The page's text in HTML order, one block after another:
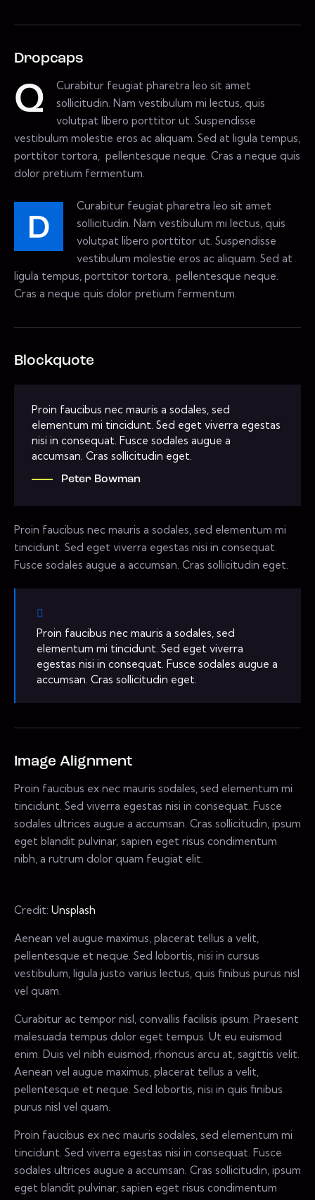
Dropcaps
Q
Curabitur feugiat pharetra leo sit amet
sollicitudin. Nam vestibulum mi lectus, quis
volutpat libero porttitor ut. Suspendisse
vestibulum molestie eros ac aliquam. Sed at ligula tempus,
porttitor tortora, pellentesque neque. Cras a neque quis
dolor pretium fermentum.
D
Curabitur feugiat pharetra leo sit amet
sollicitudin. Nam vestibulum mi lectus, quis
volutpat libero porttitor ut. Suspendisse
vestibulum molestie eros ac aliquam. Sed at
ligula tempus, porttitor tortora, pellentesque neque.
Cras a neque quis dolor pretium fermentum.
Blockquote
Proin faucibus nec mauris a sodales, sed
elementum mi tincidunt. Sed eget viverra egestas
nisi in consequat. Fusce sodales augue a
accumsan. Cras sollicitudin eget.
Peter Bowman
Proin faucibus nec mauris a sodales, sed elementum mi
tincidunt. Sed eget viverra egestas nisi in consequat.
Fusce sodales augue a accumsan. Cras sollicitudin eget.
Proin faucibus nec mauris a sodales, sed
elementum mi tincidunt. Sed eget viverra
egestas nisi in consequat. Fusce sodales augue a
accumsan. Cras sollicitudin eget.
Image Alignment
Proin faucibus ex nec mauris sodales, sed elementum mi
tincidunt. Sed viverra egestas nisi in consequat. Fusce
sodales ultrices augue a accumsan. Cras sollicitudin, ipsum
eget blandit pulvinar, sapien eget risus condimentum
nibh, a rutrum dolor quam feugiat elit.
Credit: Unsplash
Aenean vel augue maximus, placerat tellus a velit,
pellentesque et neque. Sed lobortis, nisi in cursus
vestibulum, ligula justo varius lectus, quis finibus purus nisl
vel quam.
Curabitur ac tempor nisl, convallis facilisis ipsum. Praesent
malesuada tempus dolor eget tempus. Ut eu euismod
enim. Duis vel nibh euismod, rhoncus arcu at, sagittis velit.
Aenean vel augue maximus, placerat tellus a velit,
pellentesque et neque. Sed lobortis, nisi in quis finibus
purus nisl vel quam.
Proin faucibus ex nec mauris sodales, sed elementum mi
tincidunt. Sed viverra egestas nisi in consequat. Fusce
sodales ultrices augue a accumsan. Cras sollicitudin, ipsum
eget blandit pulvinar, sapien eget risus condimentum